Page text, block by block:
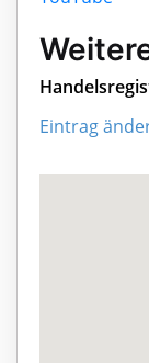
Eintrag